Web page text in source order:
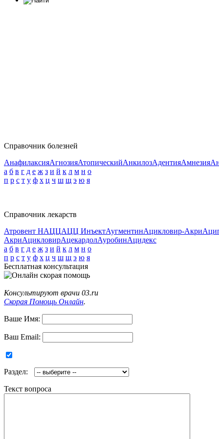
Справочник болезней
АнафилаксияАгнозияАтопическийАнкилозАдентияАмнезия
а б в г д е ж з и й к л м н о
п р с т у ф х ц ч ш щ э ю я
Справочник лекарств
Атровент НАЦЦАЦЦ ИнъектАугментинАцикловир-Акри
АкриАцикловирАцекардолАуробинАцидекс
а б в г д е ж з и й к л м н о
п р с т у ф х ц ч ш щ э ю я
Бесплатная консультация
Консультируют врачи 03.ru
Скорая Помощь Онлайн.
Ваше Имя:
Ваш Email:
Раздел:
Текст вопроса